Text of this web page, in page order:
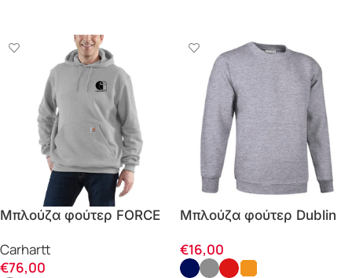
Μπλούζα φούτερ FORCE
Carhartt
Carhartt
€76,00
Μπλούζα φούτερ Dublin
€16,00